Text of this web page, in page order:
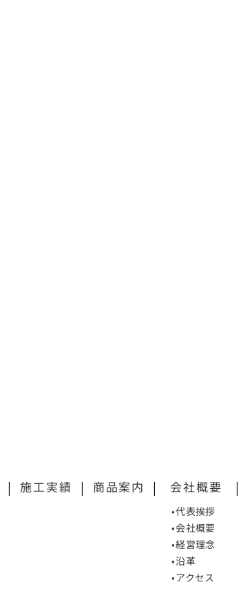
| 施工実績 | 商品案内 | 会社概要
•代表挨拶
•会社概要
•経営理念
•沿革
•アクセス
|